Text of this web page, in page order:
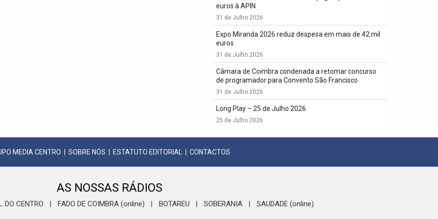
euros à APIN
31 de Julho 2026
Expo Miranda 2026 reduz despesa em mais de 42 mil
euros
31 de Julho 2026
Câmara de Coimbra condenada a retomar concurso
de programador para Convento São Francisco
31 de Julho 2026
Long Play – 25 de Julho 2026
25 de Julho 2026
MEDIA CENTRO SOBRE NÓS ESTATUTO EDITORIAL CONTACTOS
AS NOSSAS RÁDIOS
DO CENTRO FADO DE COIMBRA (online) BOTAREU SOBERANIA SAUDADE (online)